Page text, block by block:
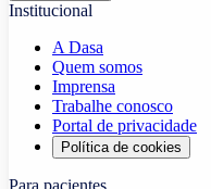
Institucional
A Dasa
Quem somos
Imprensa
Trabalhe conosco
Portal de privacidade
Política de cookies
Para pacientes